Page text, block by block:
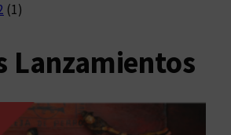
(1)
Lanzamientos